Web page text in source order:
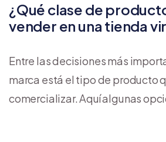
¿Qué clase de
vender en una tienda
Entre las decisiones más
marca está el tipo de producto
comercializar. Aquí algunas